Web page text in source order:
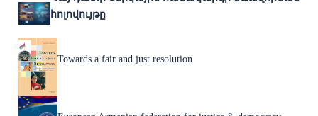
հոլովույթը
Towards a fair and just resolution